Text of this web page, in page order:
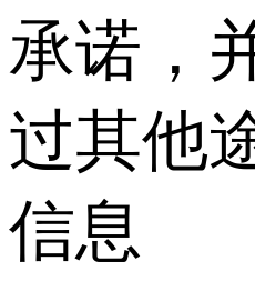
承诺，
过其他
信息